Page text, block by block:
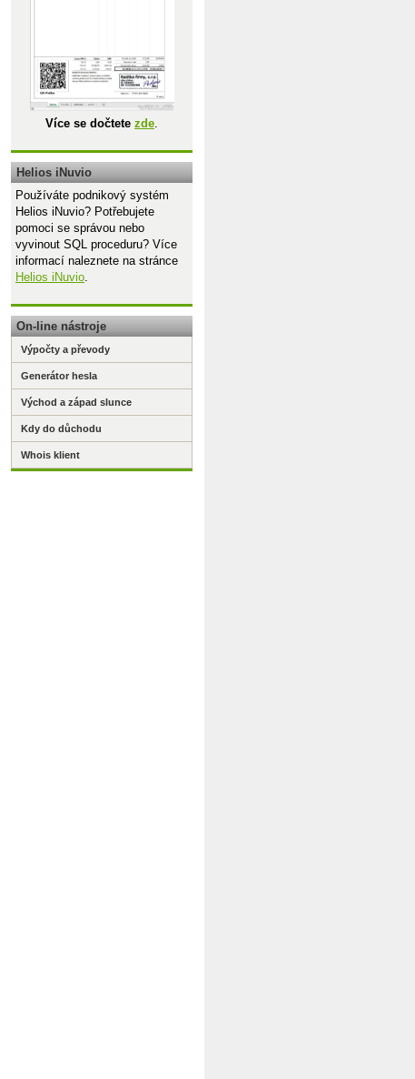
Více se dočtete zde.
Helios iNuvio
Používáte podnikový systém
Helios iNuvio? Potřebujete
pomoci se správou nebo
vyvinout SQL proceduru? Více
informací naleznete na stránce
Helios iNuvio.
On-line nástroje
Výpočty a převody
Generátor hesla
Východ a západ slunce
Kdy do důchodu
Whois klient